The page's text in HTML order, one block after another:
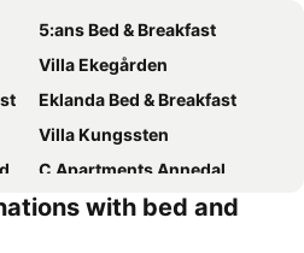
5:ans Bed & Breakfast
Villa Ekegården
Eklanda Bed & Breakfast
Villa Kungssten
C Apartments Annedal
Doktor Forselius Gata 16
with bed and